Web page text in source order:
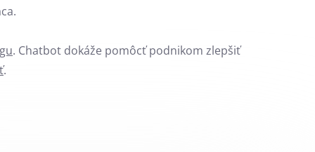
. Chatbot dokáže pomôcť podnikom zlepšiť
.